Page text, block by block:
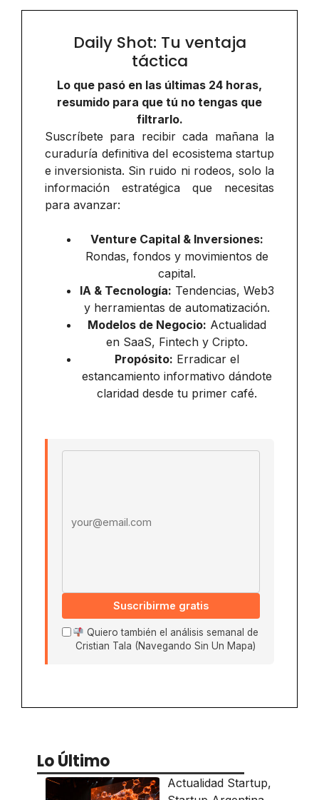
Daily Shot: Tu ventaja
táctica
Lo que pasó en las últimas 24 horas,
resumido para que tú no tengas que
filtrarlo.
Suscríbete para recibir cada mañana la
curaduría definitiva del ecosistema startup
e inversionista. Sin ruido ni rodeos, solo la
información estratégica que necesitas
para avanzar:
Venture Capital & Inversiones:
Rondas, fondos y movimientos de
capital.
IA & Tecnología: Tendencias, Web3
y herramientas de automatización.
Modelos de Negocio: Actualidad
en SaaS, Fintech y Cripto.
Propósito: Erradicar el
estancamiento informativo dándote
claridad desde tu primer café.
Suscribirme gratis
Quiero también el análisis semanal de
Cristian Tala (Navegando Sin Un Mapa)
Lo Último
Actualidad Startup,